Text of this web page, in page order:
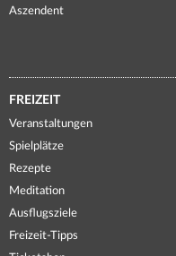
Aszendent
FREIZEIT
Veranstaltungen
Spielplätze
Rezepte
Meditation
Ausflugsziele
Freizeit-Tipps